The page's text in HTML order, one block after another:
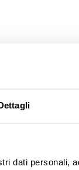
dati personali,